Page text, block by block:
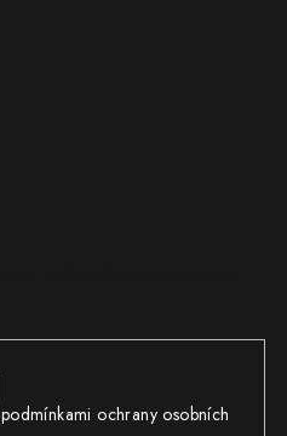
podmínkami ochrany osobních